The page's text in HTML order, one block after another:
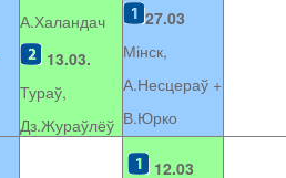
А.Халандач
13.03.
Тураў,
Дз.Жураўлёў
27.03
Мінск,
А.Несцераў +
В.Юрко
12.03